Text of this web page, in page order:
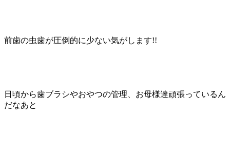
前歯の虫歯が圧倒的に少ない気がします!!
日頃から歯ブラシやおやつの管理、お母様達頑張っているん
だなあと